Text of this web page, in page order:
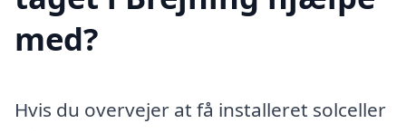
med?
Hvis du overvejer at få installeret solceller